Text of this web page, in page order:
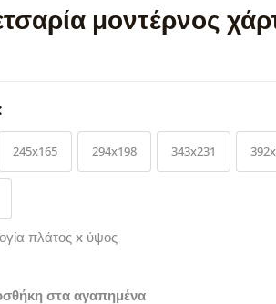
μοντέρνος
245x165 294x198 343x231
πλάτος x ύψος
στα αγαπημένα